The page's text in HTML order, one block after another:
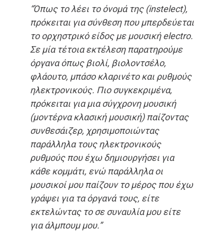
“Όπως το λέει το όνομά της (instelect),
πρόκειται για σύνθεση που μπερδεύεται
το ορχηστρικό είδος με μουσική electro.
Σε μία τέτοια εκτέλεση παρατηρούμε
όργανα όπως βιολί, βιολοντσέλο,
φλάουτο, μπάσο κλαρινέτο και ρυθμούς
ηλεκτρονικούς. Πιο συγκεκριμένα,
πρόκειται για μια σύγχρονη μουσική
(μοντέρνα κλασική μουσική) παίζοντας
συνθεσάιζερ, χρησιμοποιώντας
παράλληλα τους ηλεκτρονικούς
ρυθμούς που έχω δημιουργήσει για
κάθε κομμάτι, ενώ παράλληλα οι
μουσικοί μου παίζουν το μέρος που έχω
γράψει για τα όργανά τους, είτε
εκτελώντας το σε συναυλία μου είτε
για άλμπουμ μου.”